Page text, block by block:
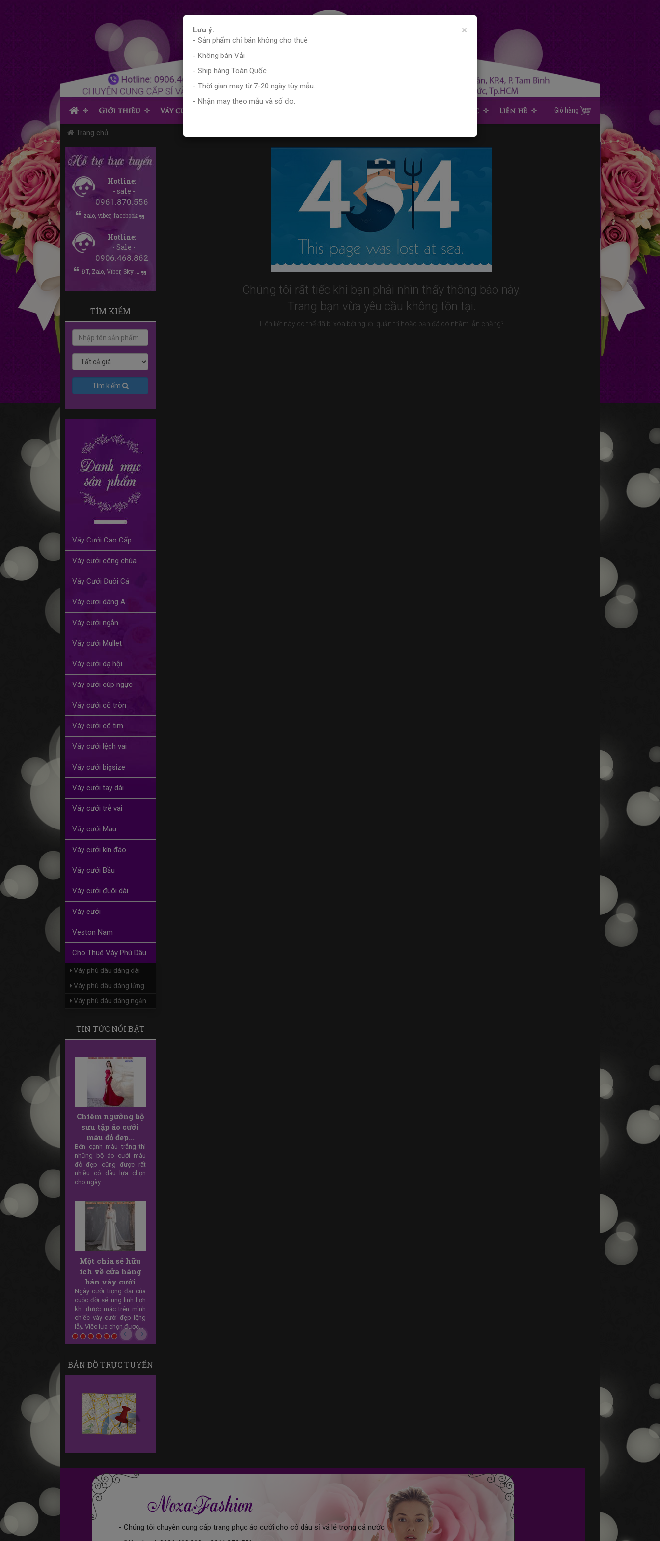
Giới thiệu Váy cưới Tin tức Liên hệ Giỏ hàng
Trang chủ
Hotline:
- sale -
0961.870.556
zalo, viber, facebook
Hotline:
- Sale -
0906.468.862
ĐT, Zalo, Viber, Sky ...
TÌM KIẾM
Tìm kiếm
Váy Cưới Cao Cấp
Váy cưới công chúa
Váy Cưới Đuôi Cá
Váy cươi dáng A
Váy cưới ngắn
Váy cưới Mullet
Váy cưới dạ hội
Váy cưới cúp ngực
Váy cưới cổ tròn
Váy cưới cổ tim
Váy cưới lệch vai
Váy cưới bigsize
Váy cưới tay dài
Váy cưới trễ vai
Váy cưới Màu
Váy cưới kín đáo
Váy cưới Bầu
Váy cưới đuôi dài
Váy cưới
Veston Nam
Cho Thuê Váy Phù Dâu
Váy phù dâu dáng dài
Váy phù dâu dáng lửng
Váy phù dâu dáng ngắn
TIN TỨC NỔI BẬT
Chiêm ngưỡng bộ
sưu tập áo cưới
màu đỏ đẹp...
Bên cạnh màu trắng thì
những bộ áo cưới màu
đỏ đẹp cũng được rất
nhiều cô dâu lựa chọn
cho ngày...
Một chia sẻ hữu
ích về cửa hàng
Ngày cưới trọng đại của
cuộc đời sẽ lung linh hơn
khi được mặc trên mình
chiếc váy cưới đẹp lộng
lẫy. Việc lựa chọn được...
Bật mí với bạn
cách chọn áo cưới
cô dâu bầu
Ngày cưới là ngày trọng
đại trong cuộc đời của
mỗi con người và bất cứ
cô dâu nào cũng luôn
mong
NÊN LỰA CHỌN
HÌNH THỨC
MUA- MAY HAY
THUÊ ÁO...
Hầu hết phụ nữ đều dành
rất thời gian để tìm kiếm
mẫu áo cưới ưng ý trước
ngày tổ chức hôn lễ.
Câu...
Previous
BẢN ĐỒ TRỰC TUYẾN
Chúng tôi rất tiếc khi bạn phải nhìn thấy thông báo này.
Trang bạn vừa yêu cầu không tồn tại.
Liên kết này có thể đã bị xóa bởi người quản trị hoặc bạn đã có nhầm lẫn chăng?
- Chúng tôi chuyên cung cấp trang phục áo cưới cho cô dâu sỉ vả lẻ trong cả nước.
×
Lưu ý:
- Sản phẩm chỉ bán không cho thuê
- Không bán Vải
- Ship hàng Toàn Quốc
- Thời gian may từ 7-20 ngày tùy mẫu.
- Nhận may theo mẫu và số đo.